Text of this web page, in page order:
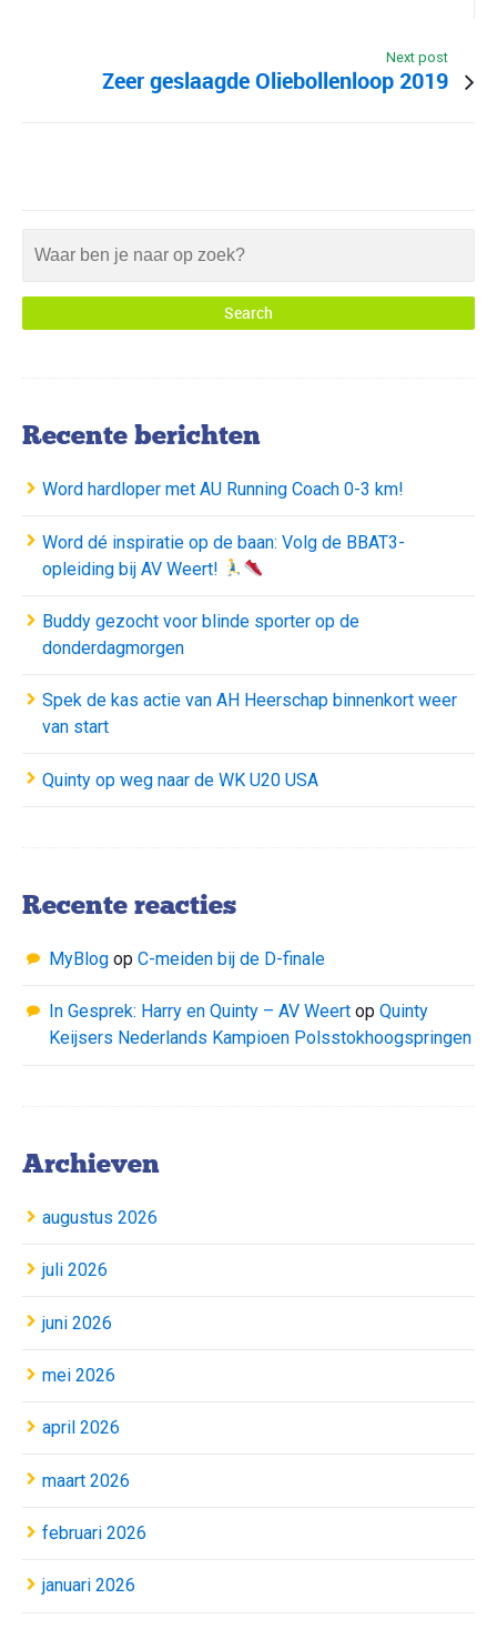
Next post
Zeer geslaagde Oliebollenloop 2019
Recente berichten
Word hardloper met AU Running Coach 0-3 km!
Word dé inspiratie op de baan: Volg de BBAT3-
opleiding bij AV Weert!
Buddy gezocht voor blinde sporter op de
donderdagmorgen
Spek de kas actie van AH Heerschap binnenkort weer
van start
Quinty op weg naar de WK U20 USA
Recente reacties
MyBlog op C-meiden bij de D-finale
In Gesprek: Harry en Quinty – AV Weert op Quinty
Keijsers Nederlands Kampioen Polsstokhoogspringen
Archieven
augustus 2026
juli 2026
juni 2026
mei 2026
april 2026
maart 2026
februari 2026
januari 2026